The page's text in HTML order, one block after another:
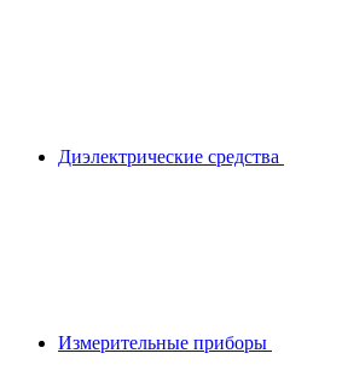
Диэлектрические средства
Измерительные приборы